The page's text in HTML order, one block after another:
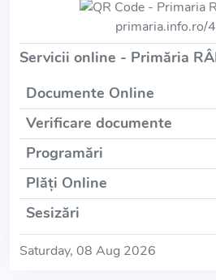
primaria.info.ro/
Servicii online - Primăria
Documente Online
Verificare documente
Programări
Plăți Online
Sesizări
Saturday, 08 Aug 2026